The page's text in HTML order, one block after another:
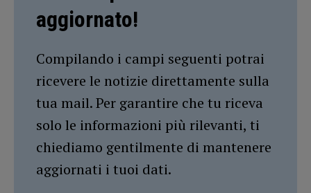
aggiornato!
Compilando i campi seguenti potrai
ricevere le notizie direttamente sulla
tua mail. Per garantire che tu riceva
solo le informazioni più rilevanti, ti
chiediamo gentilmente di mantenere
aggiornati i tuoi dati.